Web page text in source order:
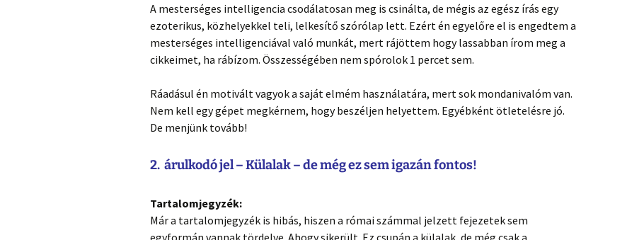
A mesterséges intelligencia csodálatosan meg is csinálta, de mégis az egész írás egy
ezoterikus, közhelyekkel teli, lelkesítő szórólap lett. Ezért én egyelőre el is engedtem a
mesterséges intelligenciával való munkát, mert rájöttem hogy lassabban írom meg a
cikkeimet, ha rábízom. Összességében nem spórolok 1 percet sem.
Ráadásul én motivált vagyok a saját elmém használatára, mert sok mondanivalóm van.
Nem kell egy gépet megkérnem, hogy beszéljen helyettem. Egyébként ötletelésre jó.
De menjünk tovább!
2. árulkodó jel – Külalak – de még ez sem igazán fontos!
Tartalomjegyzék:
Már a tartalomjegyzék is hibás, hiszen a római számmal jelzett fejezetek sem
egyformán vannak tördelve. Ahogy sikerült. Ez csupán a külalak, de még csak a